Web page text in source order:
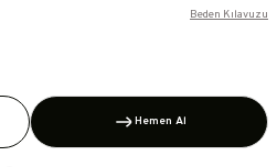
Beden Kılavuzu
Hemen Al